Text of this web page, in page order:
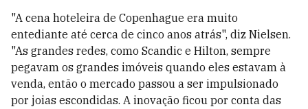
"A cena hoteleira de Copenhague era muito
entediante até cerca de cinco anos atrás", diz Nielsen.
"As grandes redes, como Scandic e Hilton, sempre
pegavam os grandes imóveis quando eles estavam à
venda, então o mercado passou a ser impulsionado
por joias escondidas. A inovação ficou por conta das